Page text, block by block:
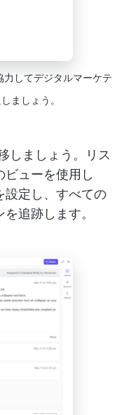
してデジタルマーケテ
ましょう。
しましょう。リス
ビューを使用し
設定し、すべての
追跡します。